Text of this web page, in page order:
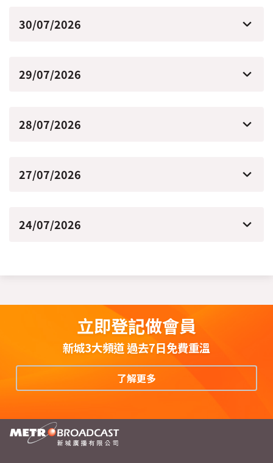
30/07/2026
29/07/2026
28/07/2026
27/07/2026
24/07/2026
立即登記做會員
新城3大頻道 過去7日免費重溫
了解更多